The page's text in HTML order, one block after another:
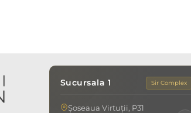
Sucursala 1 Sir Complex
Șoseaua Virtuții, P31